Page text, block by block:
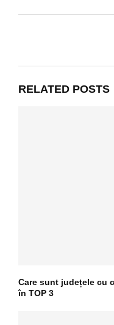
RELATED POSTS
Care sunt județele cu
în TOP 3